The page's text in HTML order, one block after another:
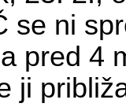
se ni
pred 4
ji